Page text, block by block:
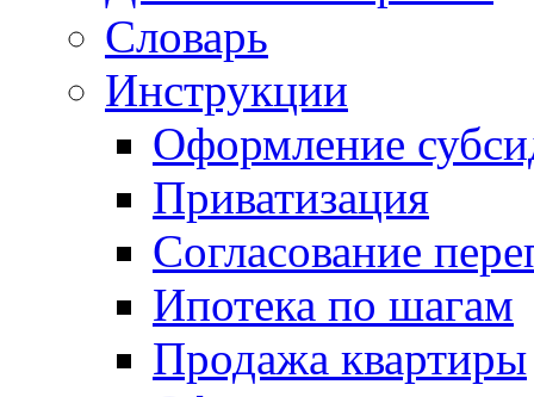
Словарь
Инструкции
Оформление
Приватизация
Согласование
Ипотека по шагам
Продажа квартиры